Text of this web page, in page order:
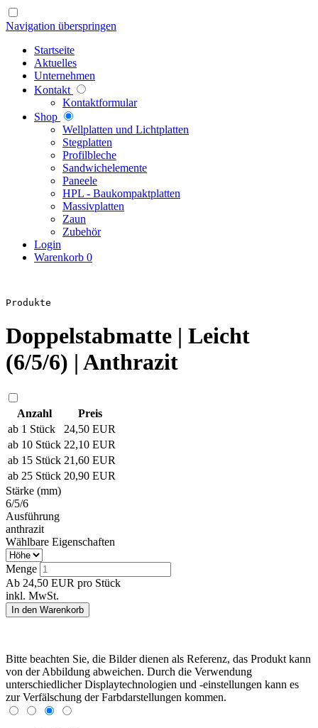
Navigation überspringen
Startseite
Aktuelles
Unternehmen
Kontakt
Kontaktformular
Shop
Well­platten und Licht­platten
Steg­platten
Profil­bleche
Sandwich­elemente
Paneele
HPL - Bau­kompakt­platten
Massiv­platten
Zaun
Zubehör
Login
Warenkorb 0
Produkte
Doppelstabmatte | Leicht
(6/5/6) | Anthrazit
Anzahl
Preis
ab 1 Stück
24,50 EUR
ab 10 Stück 22,10 EUR
ab 15 Stück 21,60 EUR
ab 25 Stück 20,90 EUR
Stärke (mm)
6/5/6
Ausführung
anthrazit
Wählbare Eigenschaften
Menge
Ab 24,50 EUR pro Stück
inkl. MwSt.
Bitte beachten Sie, die Bilder dienen als Referenz, das Produkt kann
von der Abbildung abweichen. Durch die Verwendung
unterschiedlicher Displaytechnologien und -einstellungen kann es
zur Verfälschung der Farbdarstellungen kommen.